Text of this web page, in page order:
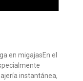
instantánea,